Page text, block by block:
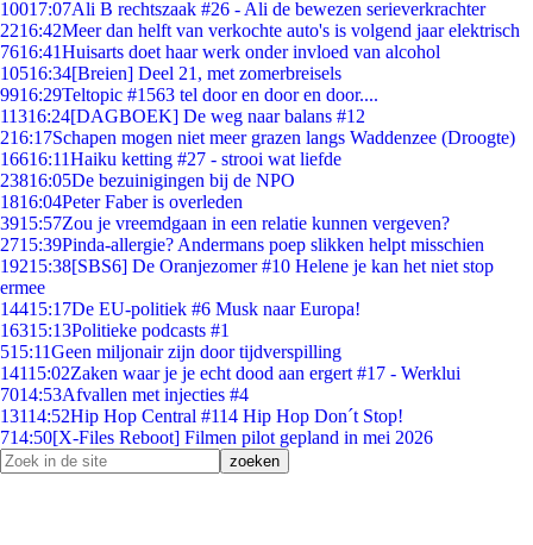
10017:07Ali B rechtszaak #26 - Ali de bewezen serieverkrachter
2216:42Meer dan helft van verkochte auto's is volgend jaar elektrisch
7616:41Huisarts doet haar werk onder invloed van alcohol
10516:34[Breien] Deel 21, met zomerbreisels
9916:29Teltopic #1563 tel door en door en door....
11316:24[DAGBOEK] De weg naar balans #12
216:17Schapen mogen niet meer grazen langs Waddenzee (Droogte)
16616:11Haiku ketting #27 - strooi wat liefde
23816:05De bezuinigingen bij de NPO
1816:04Peter Faber is overleden
3915:57Zou je vreemdgaan in een relatie kunnen vergeven?
2715:39Pinda-allergie? Andermans poep slikken helpt misschien
19215:38[SBS6] De Oranjezomer #10 Helene je kan het niet stop
ermee
14415:17De EU-politiek #6 Musk naar Europa!
16315:13Politieke podcasts #1
515:11Geen miljonair zijn door tijdverspilling
14115:02Zaken waar je je echt dood aan ergert #17 - Werklui
7014:53Afvallen met injecties #4
13114:52Hip Hop Central #114 Hip Hop Don´t Stop!
714:50[X-Files Reboot] Filmen pilot gepland in mei 2026